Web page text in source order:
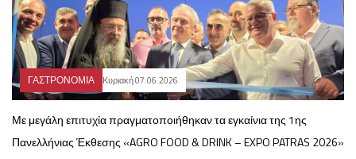
ΓΑΣΤΡΟΝΟΜΙΑ Κυριακή 07.06.2026
Με μεγάλη επιτυχία πραγματοποιήθηκαν τα εγκαίνια της 1ης
Πανελλήνιας Έκθεσης «AGRO FOOD & DRINK – EXPO PATRAS 2026»